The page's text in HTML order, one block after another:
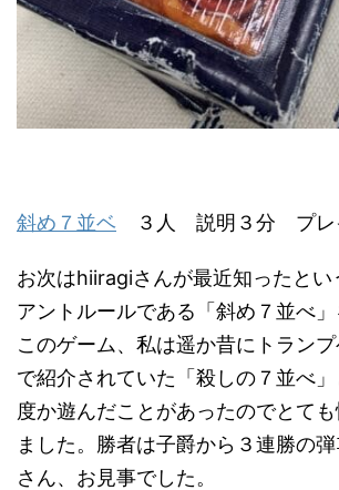
斜め７並ベ ３人 説明３分 プレ
お次はhiiragiさんが最近知ったとい
アントルールである「斜め７並べ」
このゲーム、私は遥か昔にトラン
で紹介されていた「殺しの７並べ
度か遊んだことがあったのでとて
ました。勝者は子爵から３連勝の
さん、お見事でした。